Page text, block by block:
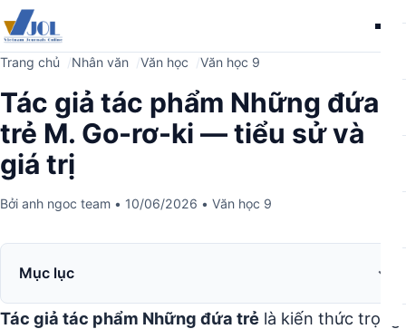
Trang chủ Nhân văn Văn học Văn học 9
Tác giả tác phẩm Những đứa
trẻ M. Go-rơ-ki — tiểu sử và
giá trị
Bởi anh ngoc team • 10/06/2026 • Văn học 9
Mục lục
Tác giả tác phẩm Những đứa trẻ là kiến thức trọng